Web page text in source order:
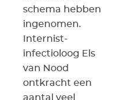
schema hebben
ingenomen.
Internist-
infectioloog Els
van Nood
ontkracht een
aantal veel